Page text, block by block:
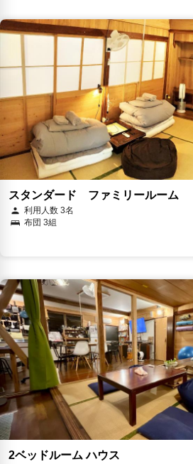
スタンダード ファミリールーム
利用人数 3名
布団 3組
2ベッドルーム ハウス